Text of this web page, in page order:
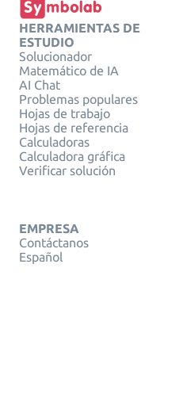
HERRAMIENTAS DE
ESTUDIO
Solucionador
Matemático de IA
AI Chat
Problemas populares
Hojas de trabajo
Hojas de referencia
Calculadoras
Calculadora gráfica
Verificar solución
EMPRESA
Contáctanos
Español